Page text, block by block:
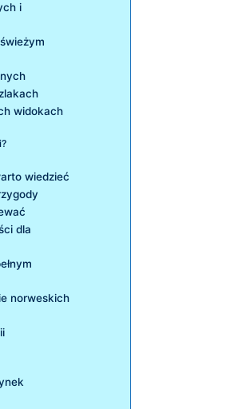
i
widokach
wiedzieć
dla
norweskich